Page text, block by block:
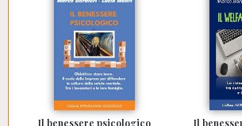
Il benessere psicologico Il